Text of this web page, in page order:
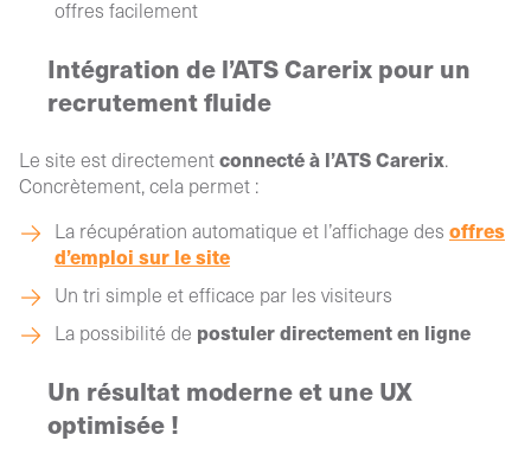
offres facilement
Intégration de l’ATS Carerix pour un
recrutement fluide
Le site est directementconnecté à l’ATS Carerix.
Concrètement, cela permet :
La récupération automatique et l’affichage des offres
d’emploi sur le site
Un tri simple et efficace par les visiteurs
La possibilité de postuler directement en ligne
Un résultat moderne et une UX
optimisée !